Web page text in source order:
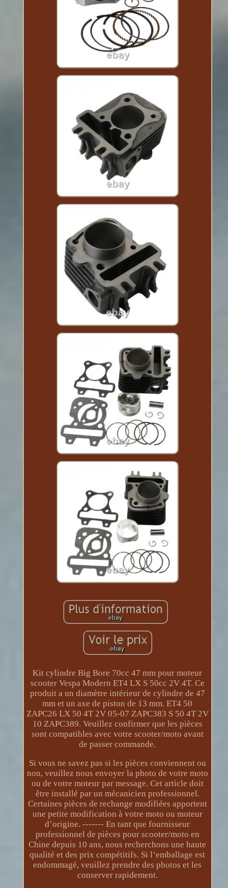
Kit cylindre Big Bore 70cc 47 mm pour moteur
scooter Vespa Modern ET4 LX S 50cc 2V 4T. Ce
produit a un diamètre intérieur de cylindre de 47
mm et un axe de piston de 13 mm. ET4 50
ZAPC26 LX 50 4T 2V 05-07 ZAPC383 S 50 4T 2V
10 ZAPC389. Veuillez confirmer que les pièces
sont compatibles avec votre scooter/moto avant
de passer commande.
Si vous ne savez pas si les pièces conviennent ou
non, veuillez nous envoyer la photo de votre moto
ou de votre moteur par message. Cet article doit
être installé par un mécanicien professionnel.
Certaines pièces de rechange modifiées apportent
une petite modification à votre moto ou moteur
d’origine. ------- En tant que fournisseur
professionnel de pièces pour scooter/moto en
Chine depuis 10 ans, nous recherchons une haute
qualité et des prix compétitifs. Si l’emballage est
endommagé, veuillez prendre des photos et les
conserver rapidement.